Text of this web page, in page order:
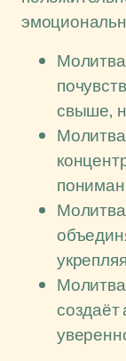
Молитва
свыше,
Молитва